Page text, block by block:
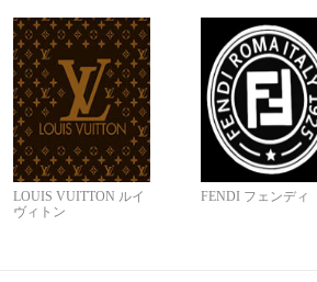
LOUIS VUITTON ルイ
ヴィトン
FENDI フェンディ